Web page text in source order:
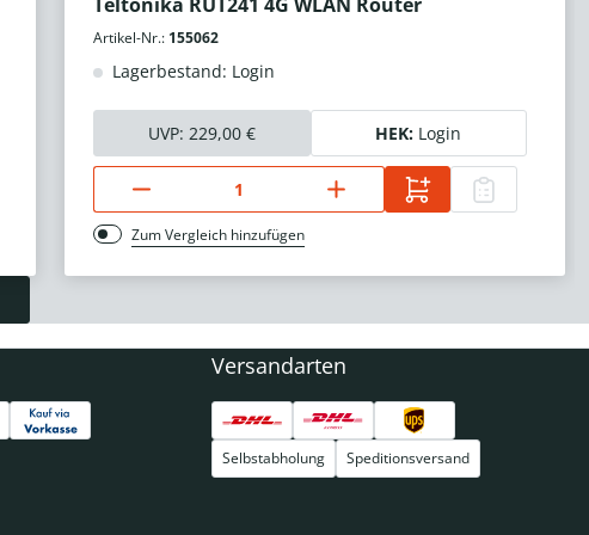
Artikel-Nr.: 155062
Lagerbestand: Login
UVP: 229,00 € HEK: Login
Zum Vergleich hinzufügen
Versandarten
Selbstabholung Speditionsversand